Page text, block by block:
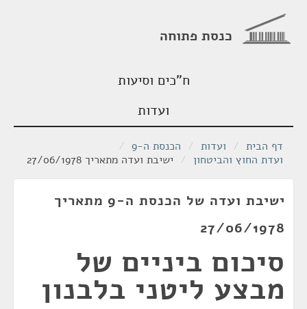
כנסת פתוחה
ח"כים וסיעות
ועדות
דף הבית / ועדות / הכנסת ה-9
/
ועדת החוץ והביטחון / ישיבת ועדה מתאריך 27/06/1978
ישיבת ועדה של הכנסת ה-9 מתאריך
27/06/1978
סיכום ביניים של
מבצע ליטני בלבנון